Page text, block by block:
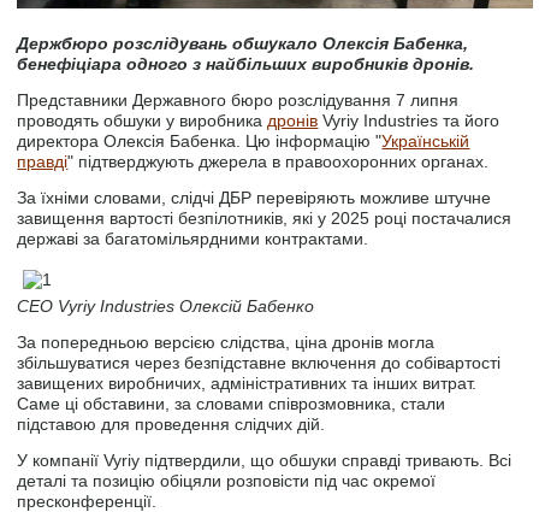
Держбюро розслідувань обшукало Олексія Бабенка,
бенефіціара одного з найбільших виробників дронів.
Представники Державного бюро розслідування 7 липня
проводять обшуки у виробника дронів Vyriy Industries та його
директора Олексія Бабенка. Цю інформацію "Українській
правді" підтверджують джерела в правоохоронних органах.
За їхніми словами, слідчі ДБР перевіряють можливе штучне
завищення вартості безпілотників, які у 2025 році постачалися
державі за багатомільярдними контрактами.
CEO Vyriy Industries Олексій Бабенко
За попередньою версією слідства, ціна дронів могла
збільшуватися через безпідставне включення до собівартості
завищених виробничих, адміністративних та інших витрат.
Саме ці обставини, за словами співрозмовника, стали
підставою для проведення слідчих дій.
У компанії Vyriy підтвердили, що обшуки справді тривають. Всі
деталі та позицію обіцяли розповісти під час окремої
пресконференції.